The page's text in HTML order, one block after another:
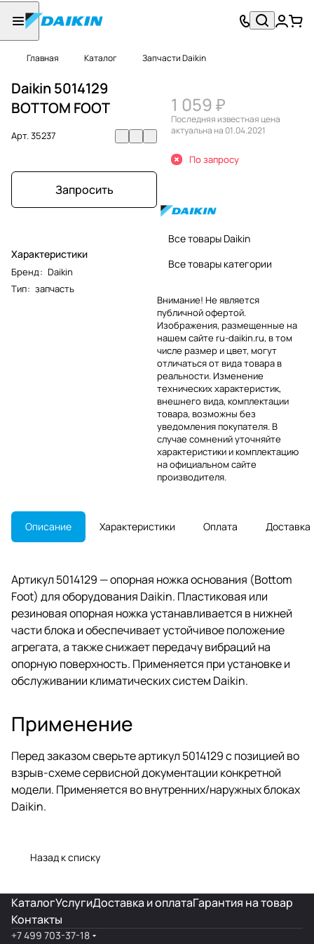
Главная Каталог Запчасти Daikin
Daikin 5014129
BOTTOM FOOT
Арт.35237
Запросить
Характеристики
Бренд: Daikin
Тип: запчасть
1 059 ₽
Последняя известная цена
актуальна на 01.04.2021
По запросу
Все товары Daikin
Все товары категории
Внимание! Не является
публичной офертой.
Изображения, размещенные на
нашем сайте ru-daikin.ru, в том
числе размер и цвет, могут
отличаться от вида товара в
реальности. Изменение
технических характеристик,
внешнего вида, комплектации
товара, возможны без
уведомления покупателя. В
случае сомнений уточняйте
характеристики и комплектацию
на официальном сайте
производителя.
Описание Характеристики Оплата Доставка
Артикул 5014129 — опорная ножка основания (Bottom
Foot) для оборудования Daikin. Пластиковая или
резиновая опорная ножка устанавливается в нижней
части блока и обеспечивает устойчивое положение
агрегата, а также снижает передачу вибраций на
опорную поверхность. Применяется при установке и
обслуживании климатических систем Daikin.
Применение
Перед заказом сверьте артикул 5014129 с позицией во
взрыв-схеме сервисной документации конкретной
модели. Применяется во внутренних/наружных блоках
Daikin.
Назад к списку
КаталогУслугиДоставка и оплатаГарантия на товар
Контакты
+7 499 703-37-18